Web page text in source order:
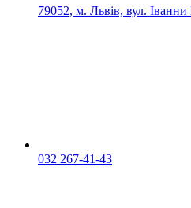
79052, м. Львів, вул.
032 267-41-43